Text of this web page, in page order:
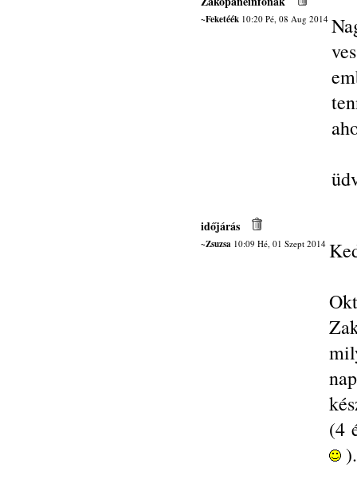
~Feketéék10:20 Pé, 08 Aug 2014
időjárás
~Zsuzsa10:09 Hé, 01 Szept 2014
(4
).